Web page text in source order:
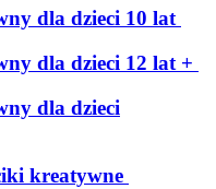
dla dzieci 10 lat
dla dzieci 12 lat +
dla dzieci
kreatywne